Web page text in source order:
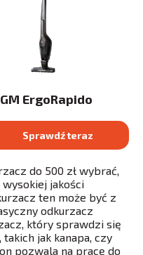
ErgoRapido
Sprawdź teraz
do 500 zł wybrać,
jakości
ten może być z
odkurzacz
który sprawdzi się
jak kanapa, czy
pozwala na pracę do